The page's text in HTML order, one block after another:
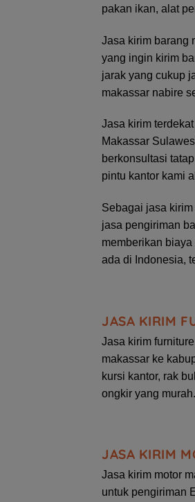
pakan ikan, alat
Jasa kirim barang
yang ingin kirim
jarak yang cukup
makassar nabire
Jasa kirim
Makassar
berkonsultasi
pintu kantor kami
Sebagai jasa
jasa pengiriman
memberikan
ada di Indonesia,
JASA KIRIM
Jasa kirim
makassar ke
kursi kantor, rak
ongkir yang murah.
JASA KIRIM
Jasa kirim motor
untuk pengiriman